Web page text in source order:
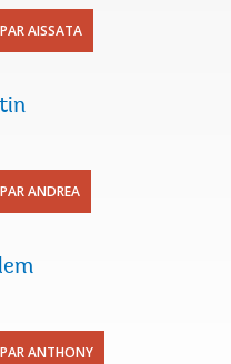
AISSATA
ANDREA
ANTHONY